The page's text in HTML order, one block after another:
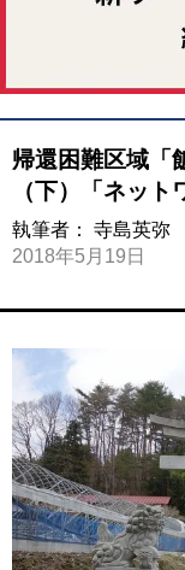
帰還困難区域「
（下）「ネッ
執筆者： 寺島英弥
2018年5月19日